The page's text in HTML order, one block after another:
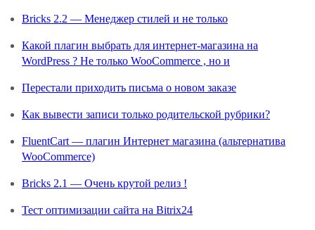
Bricks 2.2 — Менеджер стилей и не только
Какой плагин выбрать для интернет-магазина на
WordPress ? Не только WooCommerce , но и
Перестали приходить письма о новом заказе
Как вывести записи только родительской рубрики?
FluentCart — плагин Интернет магазина (альтернатива
WooCommerce)
Bricks 2.1 — Очень крутой релиз !
Тест оптимизации сайта на Bitrix24